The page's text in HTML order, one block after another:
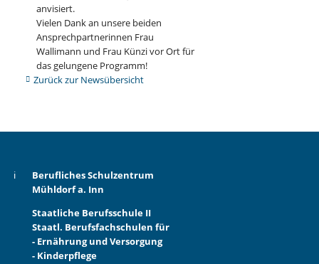
anvisiert.
Vielen Dank an unsere beiden
Ansprechpartnerinnen Frau
Wallimann und Frau Künzi vor Ort für
das gelungene Programm!
Zurück zur Newsübersicht
Berufliches Schulzentrum
Mühldorf a. Inn
Staatliche Berufsschule II
Staatl. Berufsfachschulen für
- Ernährung und Versorgung
- Kinderpflege